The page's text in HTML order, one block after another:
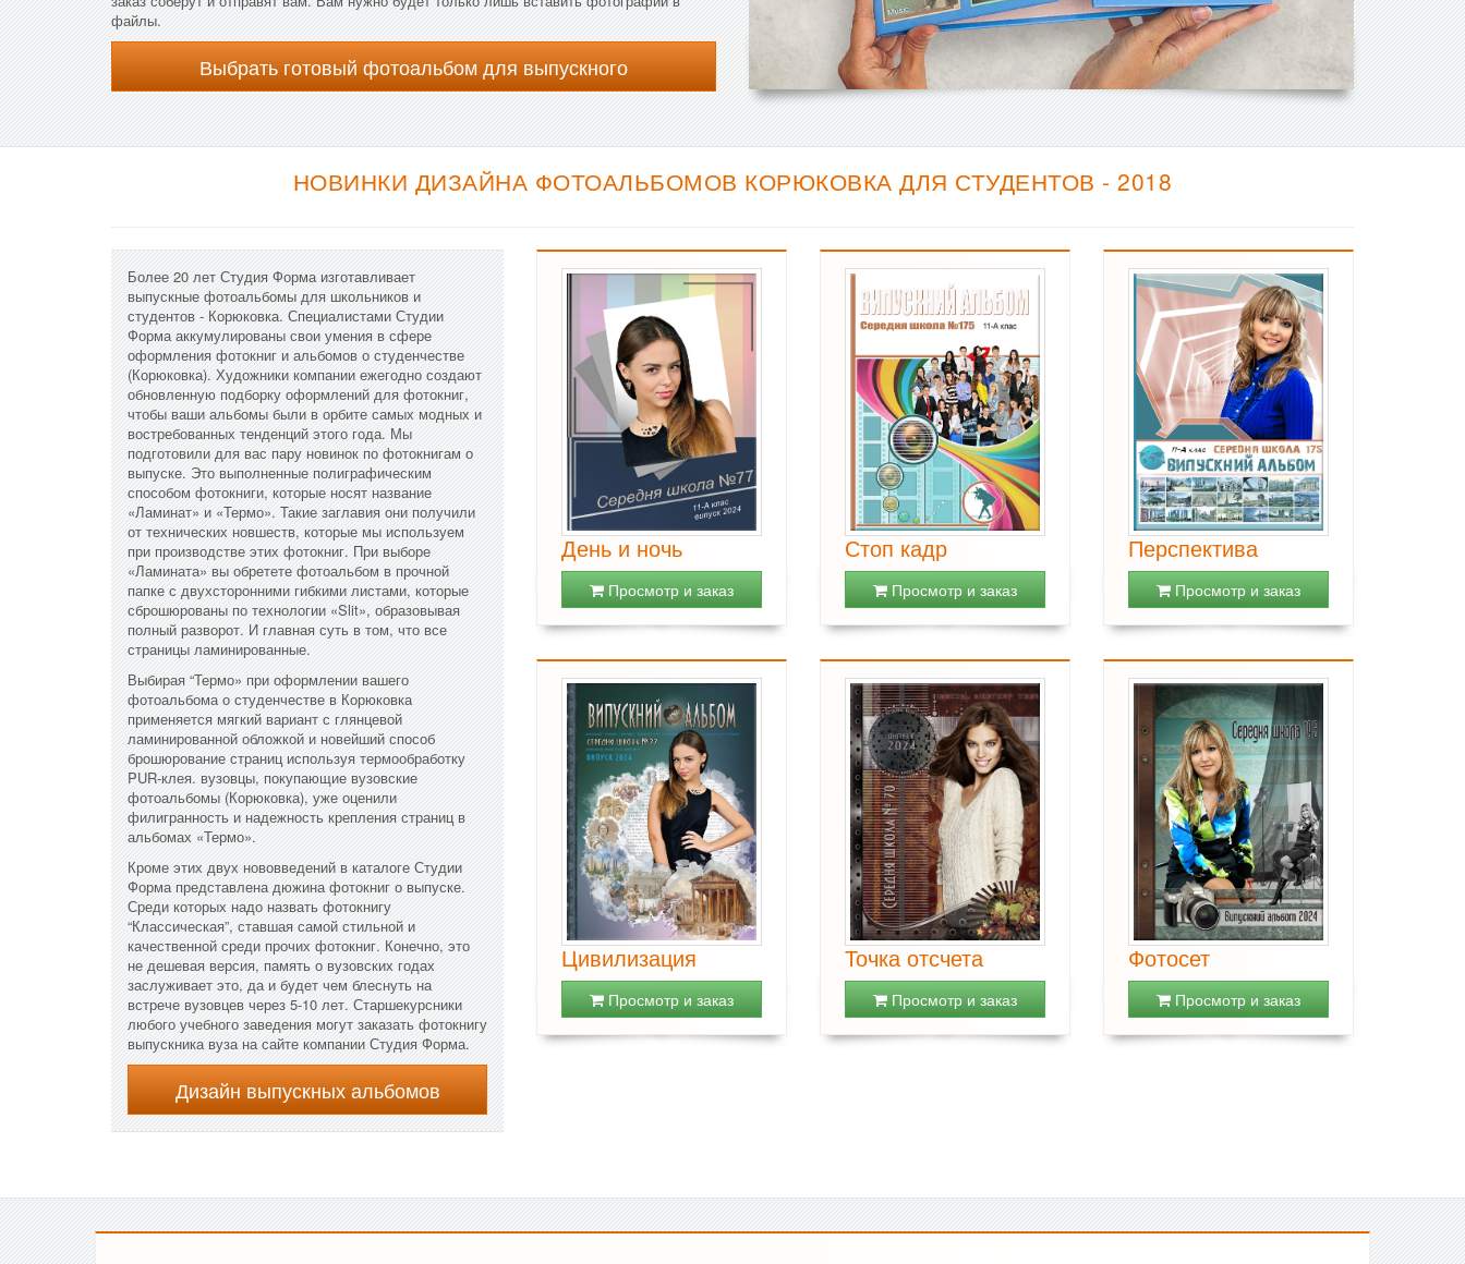
файлы.
Выбрать готовый фотоальбом для выпускного
НОВИНКИ ДИЗАЙНА ФОТОАЛЬБОМОВ КОРЮКОВКА ДЛЯ СТУДЕНТОВ - 2018
Более 20 лет Студия Форма изготавливает
выпускные фотоальбомы для школьников и
студентов - Корюковка. Специалистами Студии
Форма аккумулированы свои умения в сфере
оформления фотокниг и альбомов о студенчестве
(Корюковка). Художники компании ежегодно создают
обновленную подборку оформлений для фотокниг,
чтобы ваши альбомы были в орбите самых модных и
востребованных тенденций этого года. Мы
подготовили для вас пару новинок по фотокнигам о
выпуске. Это выполненные полиграфическим
способом фотокниги, которые носят название
«Ламинат» и «Термо». Такие заглавия они получили
от технических новшеств, которые мы используем
при производстве этих фотокниг. При выборе
«Ламината» вы обретете фотоальбом в прочной
папке с двухсторонними гибкими листами, которые
сброшюрованы по технологии «Slit», образовывая
полный разворот. И главная суть в том, что все
страницы ламинированные.
Выбирая “Термо» при оформлении вашего
фотоальбома о студенчестве в Корюковка
применяется мягкий вариант с глянцевой
ламинированной обложкой и новейший способ
брошюрование страниц используя термообработку
PUR-клея. вузовцы, покупающие вузовские
фотоальбомы (Корюковка), уже оценили
филигранность и надежность крепления страниц в
альбомах «Термо».
Кроме этих двух нововведений в каталоге Студии
Форма представлена дюжина фотокниг о выпуске.
Среди которых надо назвать фотокнигу
“Классическая”, ставшая самой стильной и
качественной среди прочих фотокниг. Конечно, это
не дешевая версия, память о вузовских годах
заслуживает это, да и будет чем блеснуть на
встрече вузовцев через 5-10 лет. Старшекурсники
любого учебного заведения могут заказать фотокнигу
выпускника вуза на сайте компании Студия Форма.
Дизайн выпускных альбомов
День и ночь
Просмотр и заказ
Стоп кадр
Просмотр и заказ
Перспектива
Просмотр и заказ
Цивилизация
Просмотр и заказ
Точка отсчета
Просмотр и заказ
Фотосет
Просмотр и заказ